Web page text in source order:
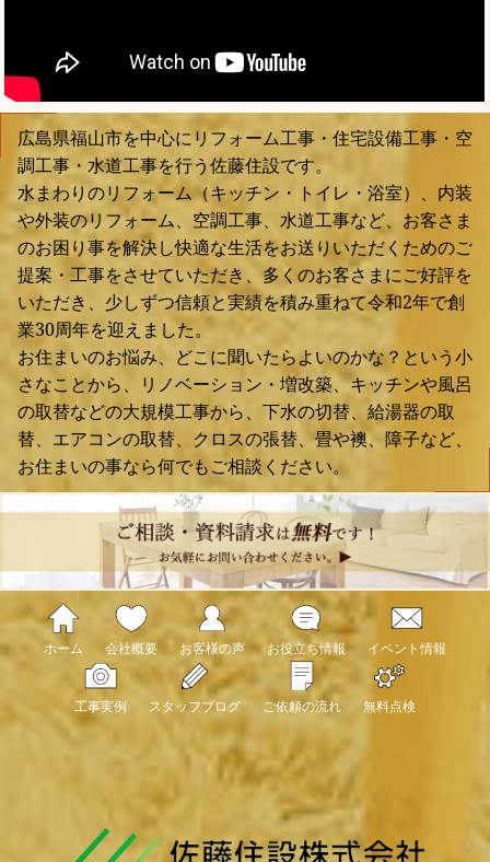
広島県福山市を中心にリフォーム工事・住宅設備工事・空
調工事・水道工事を行う佐藤住設です。
水まわりのリフォーム（キッチン・トイレ・浴室）、内装
や外装のリフォーム、空調工事、水道工事など、お客さま
のお困り事を解決し快適な生活をお送りいただくためのご
提案・工事をさせていただき、多くのお客さまにご好評を
いただき、少しずつ信頼と実績を積み重ねて令和2年で創
業30周年を迎えました。
お住まいのお悩み、どこに聞いたらよいのかな？という小
さなことから、リノベーション・増改築、キッチンや風呂
の取替などの大規模工事から、下水の切替、給湯器の取
替、エアコンの取替、クロスの張替、畳や襖、障子など、
お住まいの事なら何でもご相談ください。
ホーム 会社概要 お客様の声 お役立ち情報 イベント情報
工事実例 スタッフブログ ご依頼の流れ 無料点検